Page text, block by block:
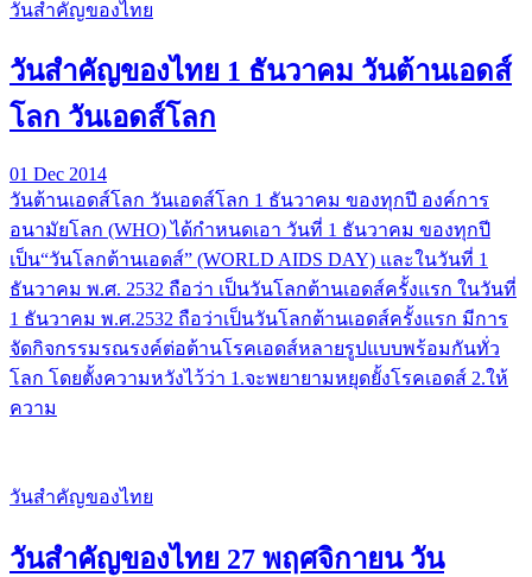
วันสำคัญของไทย
วันสำคัญของไทย 1 ธันวาคม วันต้านเอดส์
โลก วันเอดส์โลก
01 Dec 2014
วันต้านเอดส์โลก วันเอดส์โลก 1 ธันวาคม ของทุกปี องค์การ
อนามัยโลก (WHO) ได้กำหนดเอา วันที่ 1 ธันวาคม ของทุกปี
เป็น“วันโลกต้านเอดส์” (WORLD AIDS DAY) และในวันที่ 1
ธันวาคม พ.ศ. 2532 ถือว่า เป็นวันโลกต้านเอดส์ครั้งแรก ในวันที่
1 ธันวาคม พ.ศ.2532 ถือว่าเป็นวันโลกต้านเอดส์ครั้งแรก มีการ
จัดกิจกรรมรณรงค์ต่อต้านโรคเอดส์หลายรูปแบบพร้อมกันทั่ว
โลก โดยตั้งความหวังไว้ว่า 1.จะพยายามหยุดยั้งโรคเอดส์ 2.ให้
ความ
วันสำคัญของไทย
วันสำคัญของไทย 27 พฤศจิกายน วัน